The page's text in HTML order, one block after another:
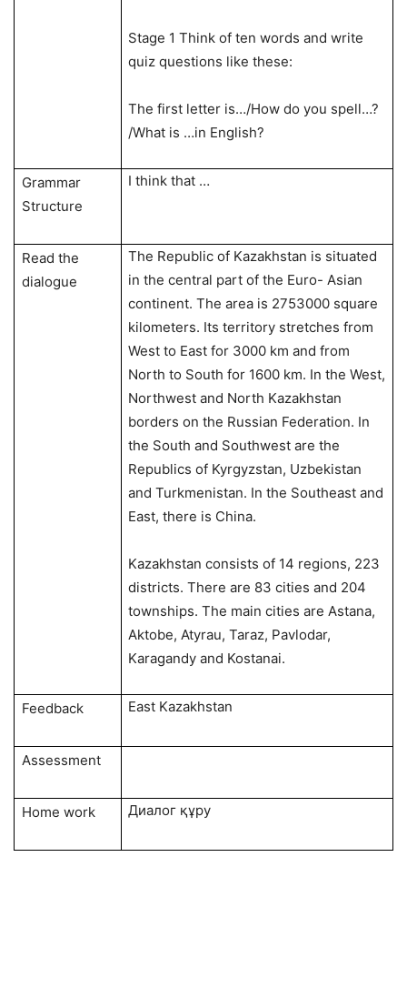
Stage 1 Think of ten words and write
quiz questions like these:
The first letter is…/How do you spell…?
/What is …in English?
Grammar
Structure
I think that …
Read the
dialogue
The Republic of Kazakhstan is situated
in the central part of the Euro- Asian
continent. The area is 2753000 square
kilometers. Its territory stretches from
West to East for 3000 km and from
North to South for 1600 km. In the West,
Northwest and North Kazakhstan
borders on the Russian Federation. In
the South and Southwest are the
Republics of Kyrgyzstan, Uzbekistan
and Turkmenistan. In the Southeast and
East, there is China.
Kazakhstan consists of 14 regions, 223
districts. There are 83 cities and 204
townships. The main cities are Astana,
Aktobe, Atyrau, Taraz, Pavlodar,
Karagandy and Kostanai.
Feedback East Kazakhstan
Assessment
Home work Диалог құру